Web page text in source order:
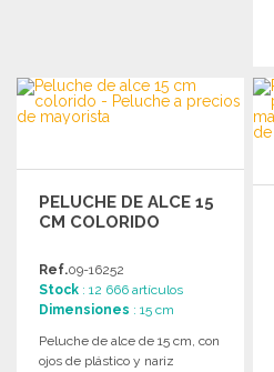
PELUCHE DE ALCE 15
CM COLORIDO
Ref.09-16252
Stock : 12 666 artículos
Dimensiones : 15 cm
Peluche de alce de 15 cm, con
ojos de plástico y nariz